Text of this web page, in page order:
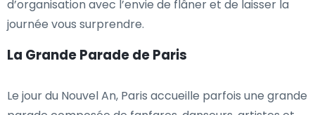
d’organisation avec l’envie de flâner et de laisser la
journée vous surprendre.
La Grande Parade de Paris
Le jour du Nouvel An, Paris accueille parfois une grande